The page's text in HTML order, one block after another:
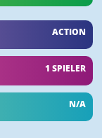
ACTION
1 SPIELER
N/A